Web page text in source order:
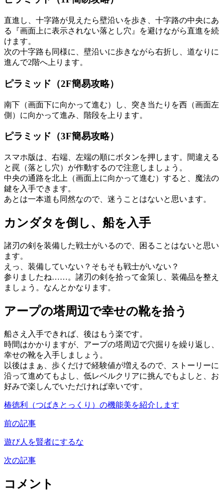
直進し、十字路が見えたら壁沿いを歩き、十字路の中央にあ
る『画面上に表示されない落とし穴』を避けながら直進を続
けます。
次の十字路も同様に、壁沿いに歩きながら右折し、道なりに
進んで2階へ上ります。
ピラミッド（2F簡易攻略）
南下（画面下に向かって進む）し、突き当たりを西（画面左
側）に向かって進み、階段を上ります。
ピラミッド（3F簡易攻略）
スマホ版は、右端、左端の順にボタンを押します。間違える
と罠（落とし穴）が作動するので注意しましょう。
中央の通路を北上（画面上に向かって進む）すると、魔法の
鍵を入手できます。
あとは一本道も同然なので、迷うことはないと思います。
カンダタを倒し、船を入手
諸刃の剣を装備した戦士がいるので、困ることはないと思い
ます。
えっ、装備していない？そもそも戦士がいない？
参りましたね……。諸刃の剣を拾って金策し、装備品を整え
ましょう。なんとかなります。
アープの塔周辺で幸せの靴を拾う
船さえ入手できれば、後はもう楽です。
時間はかかりますが、アープの塔周辺で穴掘りを繰り返し、
幸せの靴を入手しましょう。
以後はまぁ、歩くだけで経験値が増えるので、ストーリーに
沿って進めてもよし、低レベルクリアに挑んでもよしと、お
好みで楽しんでいただければ幸いです。
椿徳利（つばきとっくり）の機能美を紹介します
前の記事
遊び人を賢者にするな
次の記事
コメント